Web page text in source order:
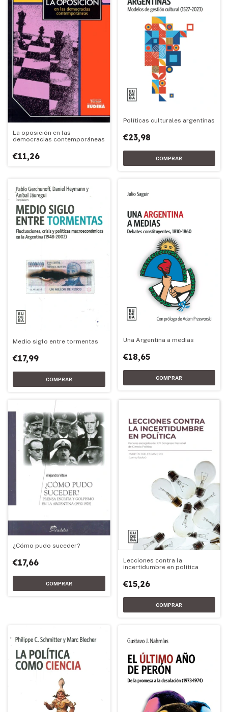
La oposición en las
democracias contemporáneas
€11,26
Políticas culturales argentinas
€23,98
Medio siglo entre tormentas
€17,99
Una Argentina a medias
€18,65
¿Cómo pudo suceder?
€17,66
Lecciones contra la
incertidumbre en política
€15,26